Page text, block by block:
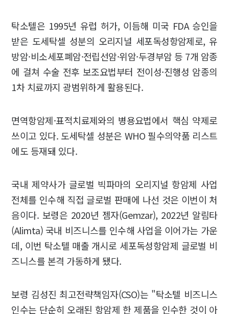
탁소텔은 1995년 유럽 허가, 이듬해 미국 FDA 승인을
받은 도세탁셀 성분의 오리지널 세포독성항암제로, 유
방암·비소세포폐암·전립선암·위암·두경부암 등 7개 암종
에 걸쳐 수술 전후 보조요법부터 전이성·진행성 암종의
1차 치료까지 광범위하게 활용된다.
면역항암제·표적치료제와의 병용요법에서 핵심 약제로
쓰이고 있다. 도세탁셀 성분은 WHO 필수의약품 리스트
에도 등재돼 있다.
국내 제약사가 글로벌 빅파마의 오리지널 항암제 사업
전체를 인수해 직접 글로벌 판매에 나선 것은 이번이 처
음이다. 보령은 2020년 젬자(Gemzar), 2022년 알림타
(Alimta) 국내 비즈니스를 인수해 사업을 이어가는 가운
데, 이번 탁소텔 매출 개시로 세포독성항암제 글로벌 비
즈니스를 본격 가동하게 됐다.
보령 김성진 최고전략책임자(CSO)는 "탁소텔 비즈니스
인수는 단순히 오래된 항암제 한 제품을 인수한 것이 아